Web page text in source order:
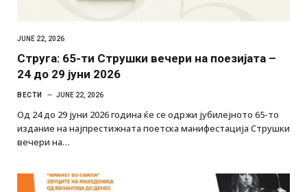
JUNE 22, 2026
Струга: 65-ти Струшки вечери на поезијата –
24 до 29 јуни 2026
ВЕСТИ JUNE 22, 2026
Од 24 до 29 јуни 2026 година ќе се одржи јубилејното 65-то
издание на најпрестижната поетска манифестација Струшки
вечери на…